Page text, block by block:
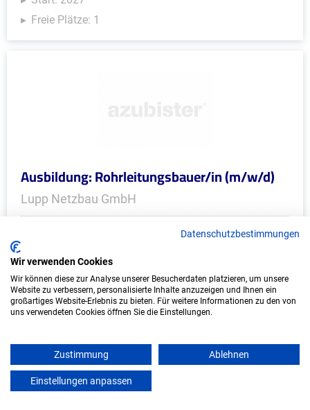
Freie Plätze: 1
Ausbildung: Rohrleitungsbauer/in (m/w/d)
Lupp Netzbau GmbH
Freie Plätze: 1
Weitere Ausbildungsplätze
Datenschutzbestimmungen
Wir verwenden Cookies
Wir können diese zur Analyse unserer Besucherdaten platzieren, um unsere
Website zu verbessern, personalisierte Inhalte anzuzeigen und Ihnen ein
großartiges Website-Erlebnis zu bieten. Für weitere Informationen zu den von
uns verwendeten Cookies öffnen Sie die Einstellungen.
Zustimmung Ablehnen
Einstellungen anpassen